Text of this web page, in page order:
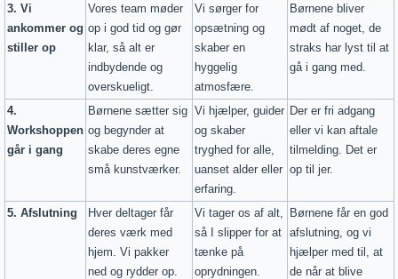
3. Vi
ankommer og
stiller op
Vores team møder
op i god tid og gør
klar, så alt er
indbydende og
overskueligt.
Vi sørger for
opsætning og
skaber en
hyggelig
atmosfære.
Børnene bliver
mødt af noget, de
straks har lyst til at
gå i gang med.
4.
Workshoppen
går i gang
Børnene sætter sig
og begynder at
skabe deres egne
små kunstværker.
Vi hjælper, guider
og skaber
tryghed for alle,
uanset alder eller
erfaring.
Der er fri adgang
eller vi kan aftale
tilmelding. Det er
op til jer.
5. Afslutning
Hver deltager får
deres værk med
hjem. Vi pakker
ned og rydder op.
Vi tager os af alt,
så I slipper for at
tænke på
oprydningen.
Børnene får en god
afslutning, og vi
hjælper med til, at
de når at blive